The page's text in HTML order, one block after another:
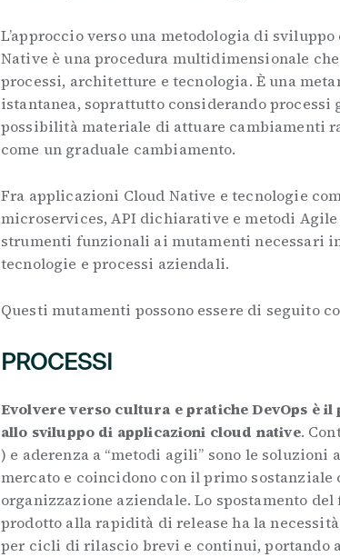
L’approccio verso una metodologia di
Native è una procedura multidimensionale
processi, architetture e tecnologia. È una
istantanea, soprattutto considerando processi
possibilità materiale di attuare cambiamenti
come un graduale cambiamento.
Fra applicazioni Cloud Native e tecnologie
microservices, API dichiarative e metodi
strumenti funzionali ai mutamenti necessari
tecnologie e processi aziendali.
Questi mutamenti possono essere di seguito
PROCESSI
Evolvere verso cultura e pratiche DevOps è
allo sviluppo di applicazioni cloud native.
) e aderenza a “metodi agili” sono le
mercato e coincidono con il primo
organizzazione aziendale. Lo spostamento
prodotto alla rapidità di release ha la
per cicli di rilascio brevi e continui, portando